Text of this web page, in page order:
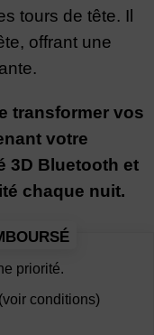
tours de tête. Il
offrant une
transformer vos
votre
3D Bluetooth et
chaque nuit.
priorité.
conditions)